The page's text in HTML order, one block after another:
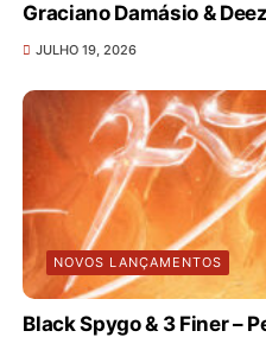
Graciano Damásio &
JULHO 19, 2026
NOVOS LANÇAMENTOS
Black Spygo & 3 Finer –